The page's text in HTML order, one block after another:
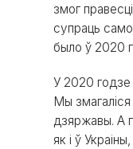
змог
супраць
было ў 2020
У 2020 годзе
Мы
дзяржавы. А
як і ў